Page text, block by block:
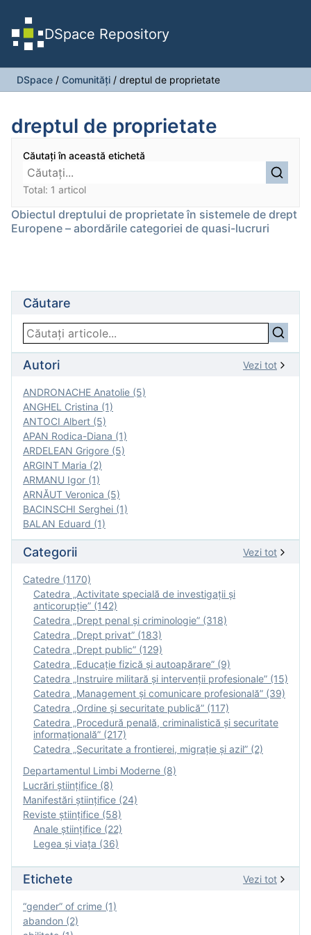
DSpace Repository
DSpace / Comunități / dreptul de proprietate
dreptul de proprietate
Căutați în această etichetă
Total: 1 articol
Obiectul dreptului de proprietate în sistemele de drept
Europene – abordările categoriei de quasi-lucruri
Căutare
Autori Vezi tot
ANDRONACHE Anatolie (5)
ANGHEL Cristina (1)
ANTOCI Albert (5)
APAN Rodica-Diana (1)
ARDELEAN Grigore (5)
ARGINT Maria (2)
ARMANU Igor (1)
ARNĂUT Veronica (5)
BACINSCHI Serghei (1)
BALAN Eduard (1)
Categorii Vezi tot
Catedre (1170)
Catedra „Activitate specială de investigaţii şi
anticorupție” (142)
Catedra „Drept penal și criminologie” (318)
Catedra „Drept privat” (183)
Catedra „Drept public” (129)
Catedra „Educație fizică şi autoapărare” (9)
Catedra „Instruire militară şi intervenţii profesionale” (15)
Catedra „Management și comunicare profesională” (39)
Catedra „Ordine și securitate publică” (117)
Catedra „Procedură penală, criminalistică și securitate
informațională” (217)
Catedra „Securitate a frontierei, migrație și azil” (2)
Departamentul Limbi Moderne (8)
Lucrări științifice (8)
Manifestări ştiinţifice (24)
Reviste ştiinţifice (58)
Anale ştiinţifice (22)
Legea şi viaţa (36)
Etichete Vezi tot
“gender” of crime (1)
abandon (2)